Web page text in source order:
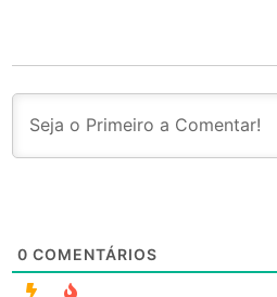
0 COMENTÁRIOS